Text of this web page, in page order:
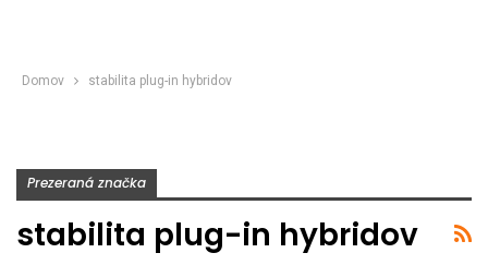
Domov stabilita plug-in hybridov
Prezeraná značka
stabilita plug-in hybridov